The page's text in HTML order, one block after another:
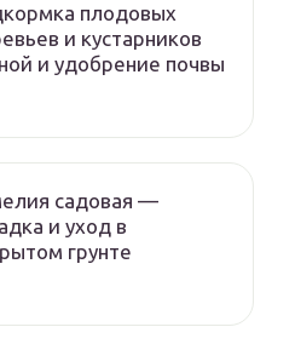
плодовых
и кустарников
и удобрение почвы
садовая —
и уход в
грунте